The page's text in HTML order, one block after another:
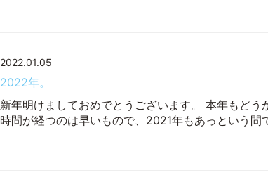
2022.01.05
2022年。
新年明けましておめでとうございます。 本年もどう
時間が経つのは早いもので、2021年もあっという間